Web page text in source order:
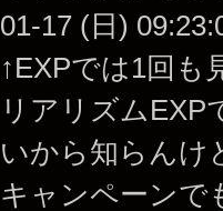
01-17 (日)
↑EXPでは1回も
リアリズムEXP
いから知らんけ
キャンペーンで